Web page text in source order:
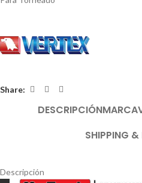
Share:
DESCRIPCIÓNMARCA
SHIPPING &
Descripción